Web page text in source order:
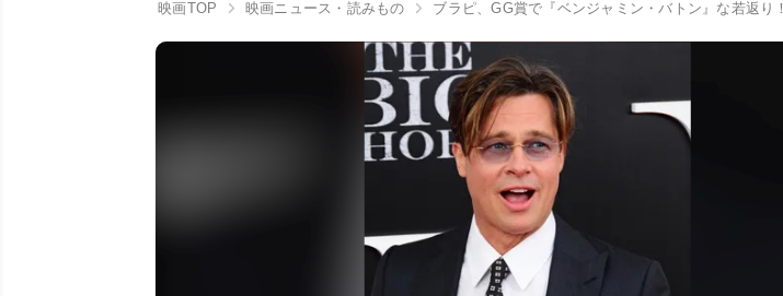
映画TOP 映画ニュース・読みもの ブラピ、GG賞で『ベンジャミン・バトン』な若返り！